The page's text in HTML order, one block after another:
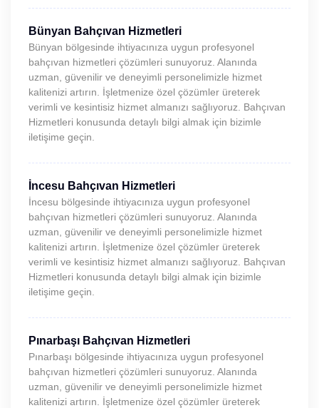
Bünyan Bahçıvan Hizmetleri
Bünyan bölgesinde ihtiyacınıza uygun profesyonel
bahçıvan hizmetleri çözümleri sunuyoruz. Alanında
uzman, güvenilir ve deneyimli personelimizle hizmet
kalitenizi artırın. İşletmenize özel çözümler üreterek
verimli ve kesintisiz hizmet almanızı sağlıyoruz. Bahçıvan
Hizmetleri konusunda detaylı bilgi almak için bizimle
iletişime geçin.
İncesu Bahçıvan Hizmetleri
İncesu bölgesinde ihtiyacınıza uygun profesyonel
bahçıvan hizmetleri çözümleri sunuyoruz. Alanında
uzman, güvenilir ve deneyimli personelimizle hizmet
kalitenizi artırın. İşletmenize özel çözümler üreterek
verimli ve kesintisiz hizmet almanızı sağlıyoruz. Bahçıvan
Hizmetleri konusunda detaylı bilgi almak için bizimle
iletişime geçin.
Pınarbaşı Bahçıvan Hizmetleri
Pınarbaşı bölgesinde ihtiyacınıza uygun profesyonel
bahçıvan hizmetleri çözümleri sunuyoruz. Alanında
uzman, güvenilir ve deneyimli personelimizle hizmet
kalitenizi artırın. İşletmenize özel çözümler üreterek